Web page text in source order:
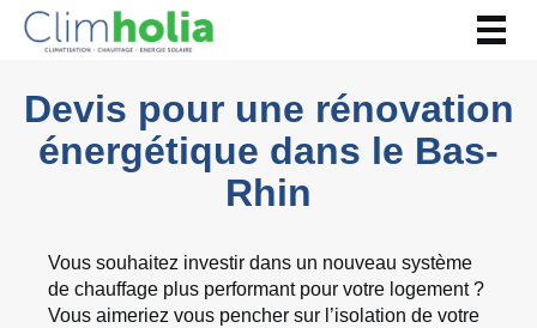
Devis pour une rénovation
énergétique dans le Bas-
Rhin
Vous souhaitez investir dans un nouveau système
de chauffage plus performant pour votre logement ?
Vous aimeriez vous pencher sur l’isolation de votre